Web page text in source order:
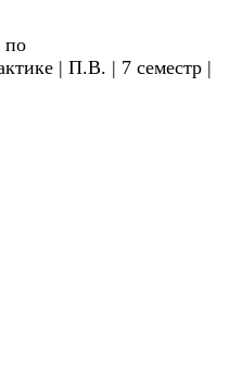
по
| П.В. | 7 семестр |